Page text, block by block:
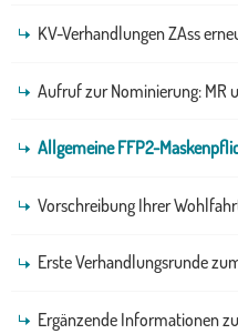
KV-Verhandlungen ZAss
Aufruf zur Nominierung: MR
Allgemeine FFP2-
Vorschreibung Ihrer
Erste Verhandlungsrunde
Ergänzende Informationen